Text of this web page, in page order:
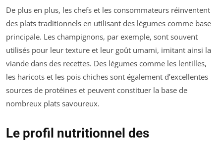
De plus en plus, les chefs et les consommateurs réinventent
des plats traditionnels en utilisant des légumes comme base
principale. Les champignons, par exemple, sont souvent
utilisés pour leur texture et leur goût umami, imitant ainsi la
viande dans des recettes. Des légumes comme les lentilles,
les haricots et les pois chiches sont également d’excellentes
sources de protéines et peuvent constituer la base de
nombreux plats savoureux.
Le profil nutritionnel des